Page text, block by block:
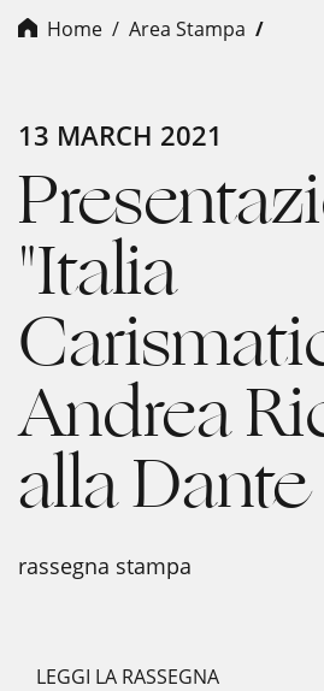
Home Area Stampa
13 MARCH 2021
"Italia
Andrea
alla Dante
rassegna stampa
LEGGI LA RASSEGNA